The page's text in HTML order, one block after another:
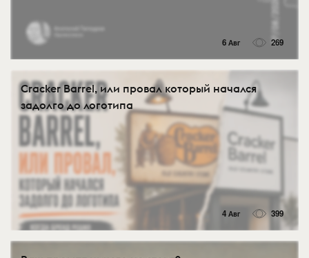
6 Авг 269
Cracker Barrel, или провал который начался
задолго до логотипа
4 Авг 399